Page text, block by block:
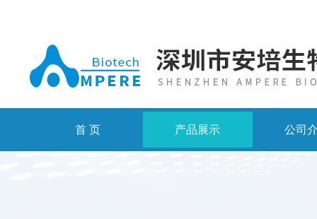
首 页 产品展示 公司